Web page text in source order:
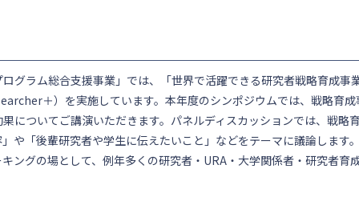
グラム総合支援事業」では、「世界で活躍できる研究者戦略育成事
＋）を実施しています。本年度のシンポジウムでは、戦略育
についてご講演いただきます。パネルディスカッションでは、戦略
や「後輩研究者や学生に伝えたいこと」などをテーマに議論します
ングの場として、例年多くの研究者・URA・大学関係者・研究者育